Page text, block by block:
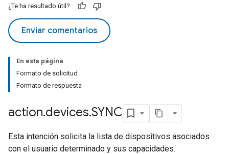
¿Te ha resultado útil?
Enviar comentarios
En esta página
Formato de solicitud
Formato de respuesta
action.devices.SYNC
Esta intención solicita la lista de dispositivos asociados
con el usuario determinado y sus capacidades.